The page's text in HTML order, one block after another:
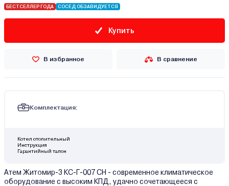
БЕСТСЕЛЛЕР ГОДА СОСЕД ОБЗАВИДУЕТСЯ
Купить
В избранное В сравнение
Комплектация:
Котел отопительный
Инструкция
Гарантийный талон
Атем Житомир-3 КС-Г-007 СН - современное климатическое
оборудование с высоким КПД, удачно сочетающееся с